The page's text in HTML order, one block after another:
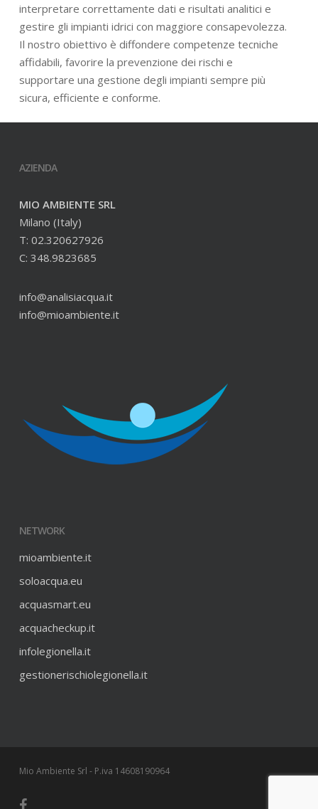
interpretare correttamente dati e risultati analitici e
gestire gli impianti idrici con maggiore consapevolezza.
Il nostro obiettivo è diffondere competenze tecniche
affidabili, favorire la prevenzione dei rischi e
supportare una gestione degli impianti sempre più
sicura, efficiente e conforme.
AZIENDA
MIO AMBIENTE SRL
Milano (Italy)
T: 02.320627926
C: 348.9823685
info@analisiacqua.it
info@mioambiente.it
NETWORK
mioambiente.it
soloacqua.eu
acquasmart.eu
acquacheckup.it
infolegionella.it
gestionerischiolegionella.it
Mio Ambiente Srl - P.iva 14608190964
facebook